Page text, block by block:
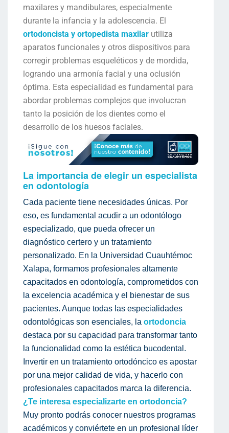
maxilares y mandibulares, especialmente
durante la infancia y la adolescencia. El
ortodoncista y ortopedista maxilar utiliza
aparatos funcionales y otros dispositivos para
corregir problemas esqueléticos y de mordida,
logrando una armonía facial y una oclusión
óptima. Esta especialidad es fundamental para
abordar problemas complejos que involucran
tanto la posición de los dientes como el
desarrollo de los huesos faciales.
La importancia de elegir un especialista
en odontología
Cada paciente tiene necesidades únicas. Por
eso, es fundamental acudir a un odontólogo
especializado, que pueda ofrecer un
diagnóstico certero y un tratamiento
personalizado. En la Universidad Cuauhtémoc
Xalapa, formamos profesionales altamente
capacitados en odontología, comprometidos con
la excelencia académica y el bienestar de sus
pacientes. Aunque todas las especialidades
odontológicas son esenciales, la ortodoncia
destaca por su capacidad para transformar tanto
la funcionalidad como la estética bucodental.
Invertir en un tratamiento ortodóncico es apostar
por una mejor calidad de vida, y hacerlo con
profesionales capacitados marca la diferencia.
¿Te interesa especializarte en ortodoncia?
Muy pronto podrás conocer nuestros programas
académicos y conviértete en un profesional líder